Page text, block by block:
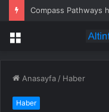
Compass Pathways
Menü
Anasayfa / Haber
Haber